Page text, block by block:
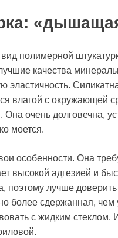
полимерной
качества
эластичность.
влагой с окружающей
очень долговечна,
моется.
особенности. Она
высокой адгезией и
поэтому лучше
более сдержанная,
с жидким стеклом.